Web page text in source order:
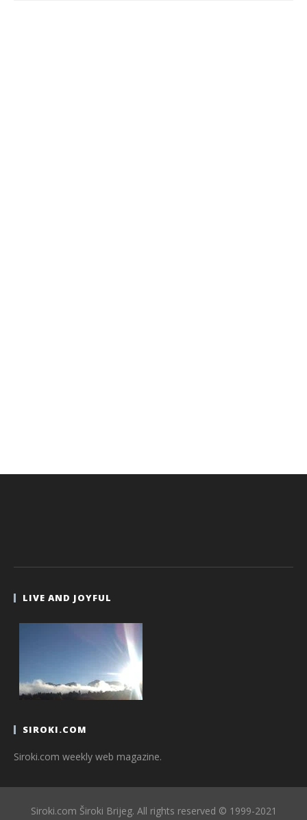
LIVE AND JOYFUL
SIROKI.COM
Siroki.com weekly web magazine.
Siroki.com Široki Brijeg. All rights reserved © 1999-2021